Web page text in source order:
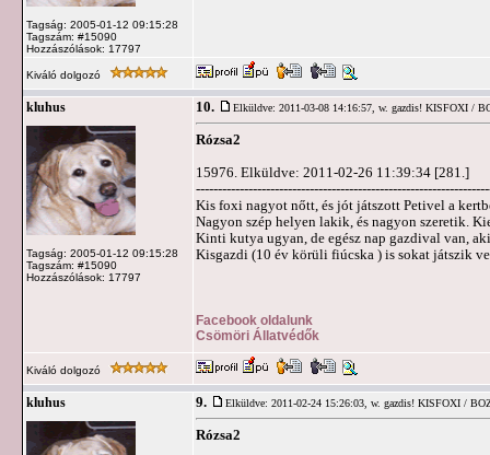
Tagság: 2005-01-12 09:15:28
Tagszám: #15090
Hozzászólások: 17797
Kiváló dolgozó
kluhus
Tagság: 2005-01-12 09:15:28
Tagszám: #15090
Hozzászólások: 17797
10. Elküldve: 2011-03-08 14:16:57, w. gazdis! KISFOXI /
Rózsa2
15976. Elküldve: 2011-02-26 11:39:34 [281.]
Kis foxi nagyot nőtt, és jót játszott Petivel a
Nagyon szép helyen lakik, és nagyon szeretik.
Kinti kutya ugyan, de egész nap gazdival van,
Kisgazdi (10 év körüli fiúcska ) is sokat játszik
Facebook oldalunk
Csömöri Állatvédők
Kiváló dolgozó
kluhus 9. Elküldve: 2011-02-24 15:26:03, w. gazdis! KISFOXI /
Rózsa2